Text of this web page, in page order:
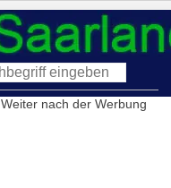
Weiter nach der Werbung